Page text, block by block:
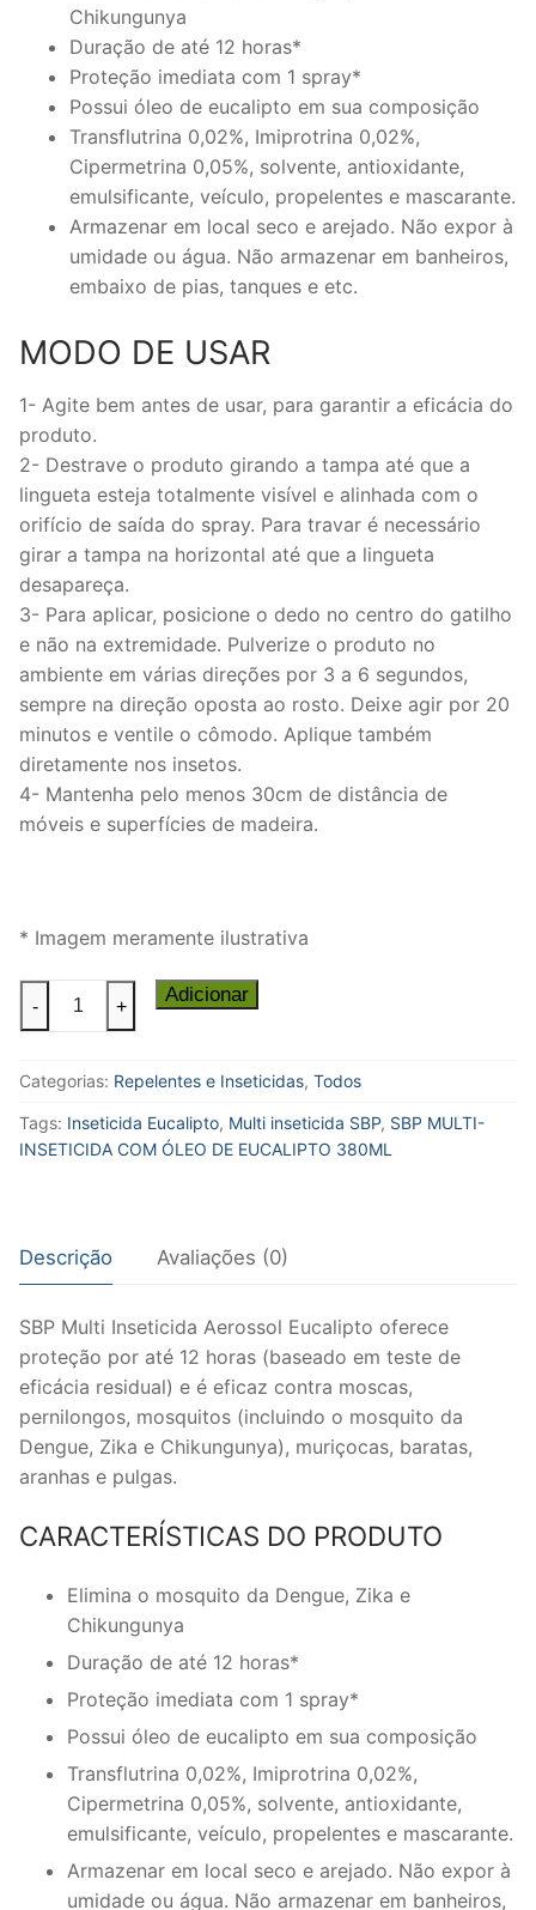
Chikungunya
Duração de até 12 horas*
Proteção imediata com 1 spray*
Possui óleo de eucalipto em sua composição
Transflutrina 0,02%, Imiprotrina 0,02%,
Cipermetrina 0,05%, solvente, antioxidante,
emulsificante, veículo, propelentes e mascarante.
Armazenar em local seco e arejado. Não expor à
umidade ou água. Não armazenar em banheiros,
embaixo de pias, tanques e etc.
MODO DE USAR
1- Agite bem antes de usar, para garantir a eficácia do
produto.
2- Destrave o produto girando a tampa até que a
lingueta esteja totalmente visível e alinhada com o
orifício de saída do spray. Para travar é necessário
girar a tampa na horizontal até que a lingueta
desapareça.
3- Para aplicar, posicione o dedo no centro do gatilho
e não na extremidade. Pulverize o produto no
ambiente em várias direções por 3 a 6 segundos,
sempre na direção oposta ao rosto. Deixe agir por 20
minutos e ventile o cômodo. Aplique também
diretamente nos insetos.
4- Mantenha pelo menos 30cm de distância de
móveis e superfícies de madeira.
* Imagem meramente ilustrativa
MULTI-
COM
ÓLEO
DE
- + Adicionar
Categorias: Repelentes e Inseticidas, Todos
Tags: Inseticida Eucalipto, Multi inseticida SBP, SBP MULTI-
INSETICIDA COM ÓLEO DE EUCALIPTO 380ML
Descrição Avaliações (0)
SBP Multi Inseticida Aerossol Eucalipto oferece
proteção por até 12 horas (baseado em teste de
eficácia residual) e é eficaz contra moscas,
pernilongos, mosquitos (incluindo o mosquito da
Dengue, Zika e Chikungunya), muriçocas, baratas,
aranhas e pulgas.
CARACTERÍSTICAS DO PRODUTO
Elimina o mosquito da Dengue, Zika e
Chikungunya
Duração de até 12 horas*
Proteção imediata com 1 spray*
Possui óleo de eucalipto em sua composição
Transflutrina 0,02%, Imiprotrina 0,02%,
Cipermetrina 0,05%, solvente, antioxidante,
emulsificante, veículo, propelentes e mascarante.
Armazenar em local seco e arejado. Não expor à
umidade ou água. Não armazenar em banheiros,